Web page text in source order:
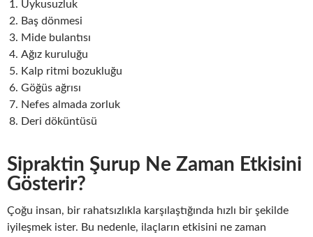
Uykusuzluk
Baş dönmesi
Mide bulantısı
Ağız kuruluğu
Kalp ritmi bozukluğu
Göğüs ağrısı
Nefes almada zorluk
Deri döküntüsü
Sipraktin Şurup Ne Zaman Etkisini
Gösterir?
Çoğu insan, bir rahatsızlıkla karşılaştığında hızlı bir şekilde
iyileşmek ister. Bu nedenle, ilaçların etkisini ne zaman